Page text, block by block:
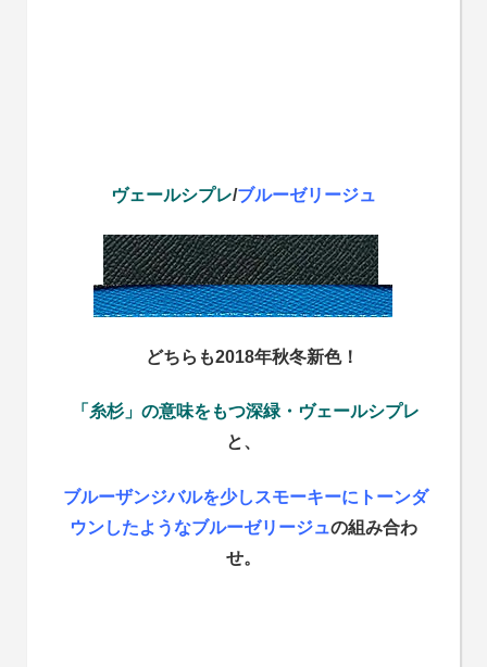
ヴェールシプレ/ブルーゼリージュ
どちらも2018年秋冬新色！
「糸杉」の意味をもつ深緑・ヴェールシプレ
と、
ブルーザンジバルを少しスモーキーにトーンダ
ウンしたようなブルーゼリージュの組み合わ
せ。